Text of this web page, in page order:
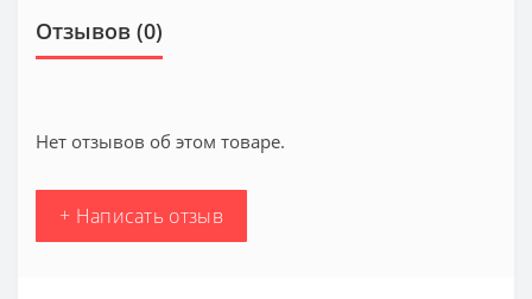
Отзывов (0)
Нет отзывов об этом товаре.
+ Написать отзыв